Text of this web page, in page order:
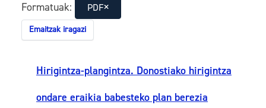
Formatuak: PDF
Emaitzak iragazi
Hirigintza-plangintza. Donostiako hirigintza
ondare eraikia babesteko plan berezia